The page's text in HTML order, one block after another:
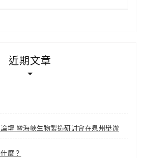
近期文章
壇 暨海峽生物製造研討會在泉州舉辦
麼？